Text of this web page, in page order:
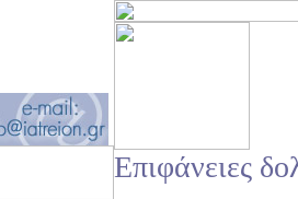
Επιφάνειες